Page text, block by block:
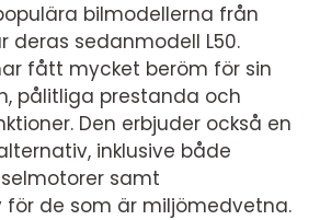
bilmodellerna från
deras sedanmodell L50.
fått mycket beröm för sin
pålitliga prestanda och
Den erbjuder också en
inklusive både
samt
de som är miljömedvetna.